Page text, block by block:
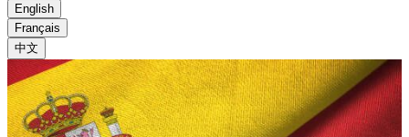
English
Français
中文